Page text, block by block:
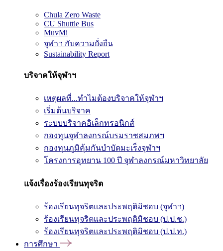
Chula Zero Waste
CU Shuttle Bus
MuvMi
จุฬาฯ กับความยั่งยืน
Sustainability Report
บริจาคให้จุฬาฯ
เหตุผลที่...ทำไมต้องบริจาคให้จุฬาฯ
เริ่มต้นบริจาค
ระบบบริจาคอิเล็กทรอนิกส์
กองทุนจุฬาลงกรณ์บรมราชสมภพฯ
กองทุนภูมิคุ้มกันบำบัดมะเร็งจุฬาฯ
โครงการอุทยาน 100 ปี จุฬาลงกรณ์มหาวิทยาลัย
แจ้งเรื่องร้องเรียนทุจริต
ร้องเรียนทุจริตและประพฤติมิชอบ (จุฬาฯ)
ร้องเรียนทุจริตและประพฤติมิชอบ (ป.ป.ช.)
ร้องเรียนทุจริตและประพฤติมิชอบ (ป.ป.ท.)
การศึกษา